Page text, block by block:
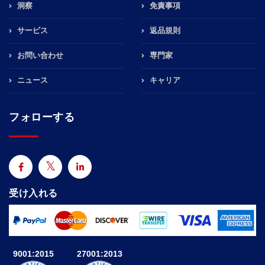
洞察
サービス
お問い合わせ
ニュース
免責事項
返品規則
専門家
キャリア
フォローする
受け入れる
9001:2015 27001:2013